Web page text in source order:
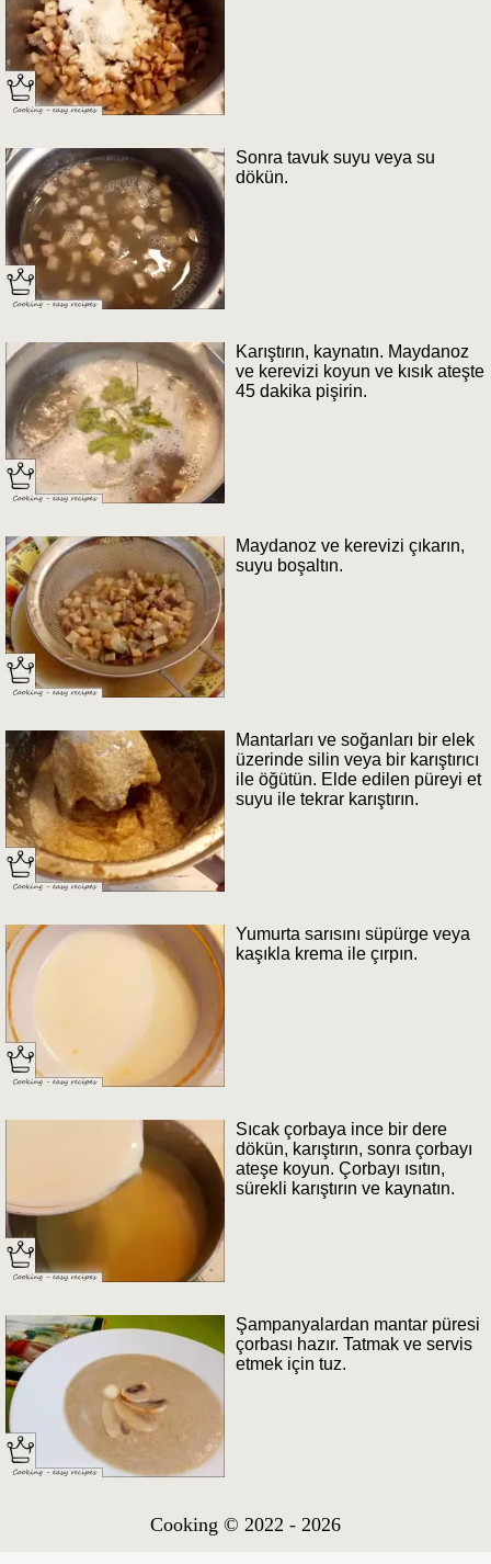
Sonra tavuk suyu veya su
dökün.
Karıştırın, kaynatın. Maydanoz
ve kerevizi koyun ve kısık ateşte
45 dakika pişirin.
Maydanoz ve kerevizi çıkarın,
suyu boşaltın.
Mantarları ve soğanları bir elek
üzerinde silin veya bir karıştırıcı
ile öğütün. Elde edilen püreyi et
suyu ile tekrar karıştırın.
Yumurta sarısını süpürge veya
kaşıkla krema ile çırpın.
Sıcak çorbaya ince bir dere
dökün, karıştırın, sonra çorbayı
ateşe koyun. Çorbayı ısıtın,
sürekli karıştırın ve kaynatın.
Şampanyalardan mantar püresi
çorbası hazır. Tatmak ve servis
etmek için tuz.
Cooking © 2022 - 2026